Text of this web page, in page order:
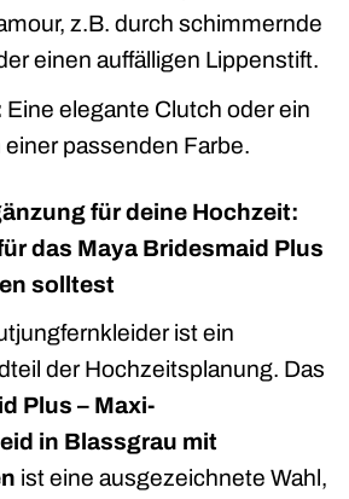
z.B. durch schimmernde
einen auffälligen Lippenstift.
Eine elegante Clutch oder ein
einer passenden Farbe.
für deine Hochzeit:
das Maya Bridesmaid Plus
solltest
ist ein
der Hochzeitsplanung. Das
Plus – Maxi-
in Blassgrau mit
ist eine ausgezeichnete Wahl,